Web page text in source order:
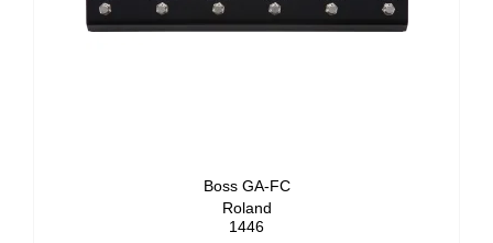
Boss GA-FC
Roland
1446